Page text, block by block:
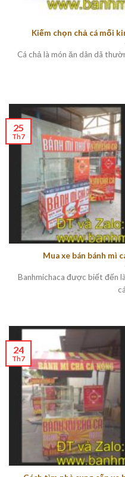
Kiếm chọn chả cá mối
Cá chả là món ăn dân dã
Mua xe bán bánh mì
Banhmichaca được biết đến
25
Th7
24
Th7